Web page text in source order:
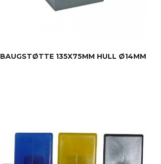
BAUGSTØTTE 135X75MM HULL Ø14MM